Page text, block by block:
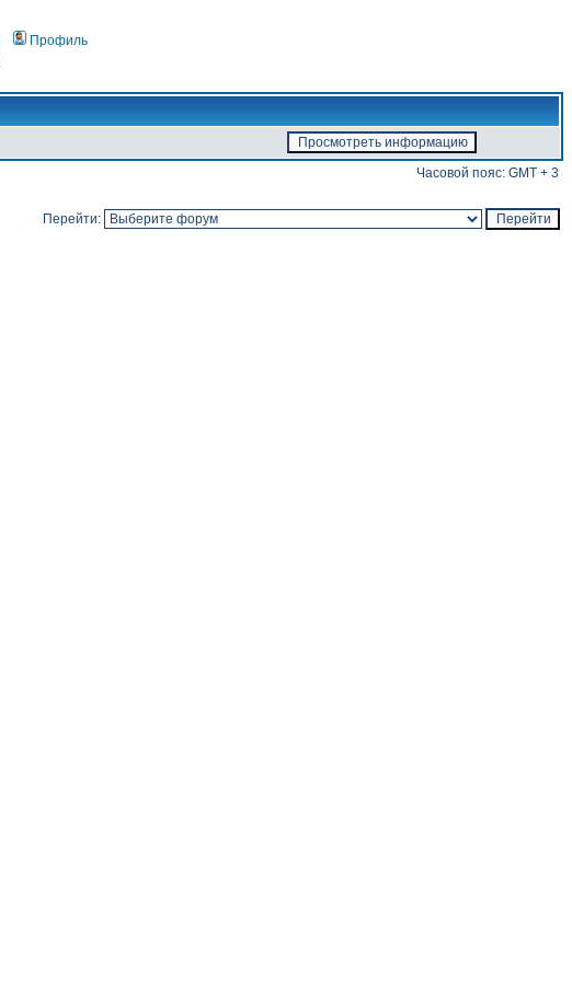
Профиль
Часовой пояс: GMT + 3
Перейти: